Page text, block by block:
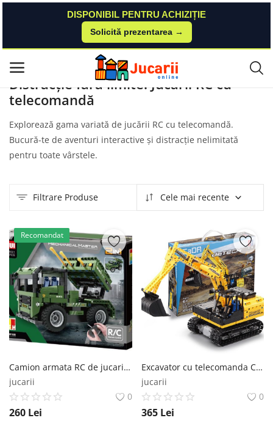
DISPONIBIL PENTRU ACHIZIȚIE
Solicită prezentarea →
Meniu principal
Categorii
Acasă
Contact
Autentificare
Înregistrare
KinderAuto Jucarii Rc Cu Telecomanda
Distracție fără limite: Jucării RC cu
telecomandă
Explorează gama variată de jucării RC cu telecomandă.
Bucură-te de aventuri interactive și distracție nelimitată
pentru toate vârstele.
Filtrare Produse Cele mai recente
Recomandat
Camion armata RC de jucarie cu telecomanda si lansator de rachete 2 in 1, QIHUI, set constructie din 364 piese QIHUI
jucarii
0
260 Lei
Excavator cu telecomanda CADA, set constructie din 544 piese, functii mobile mecanice, rotatie 360 grade, 400mAh Double Eagle
jucarii
0
365 Lei